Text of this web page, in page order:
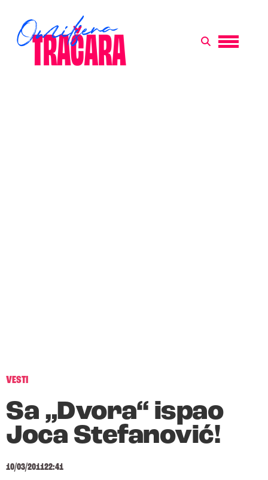
VESTI
Sa „Dvora“ ispao
Joca Stefanović!
10/03/201122:41